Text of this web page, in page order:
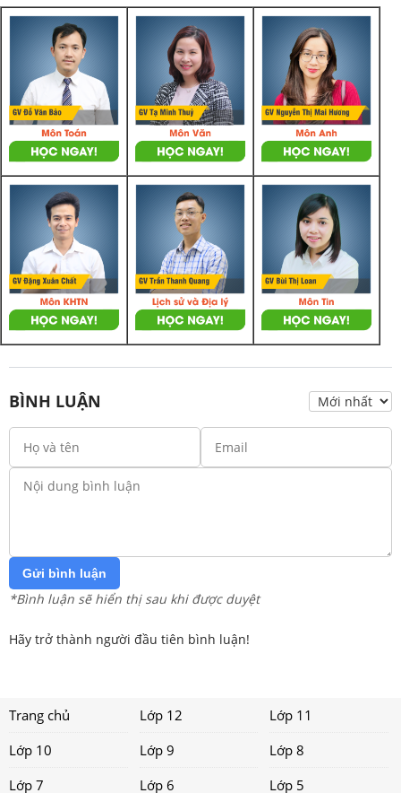
BÌNH LUẬN
Gửi bình luận
*Bình luận sẽ hiển thị sau khi được duyệt
Hãy trở thành người đầu tiên bình luận!
Trang chủ Lớp 12
Lớp 11
Lớp 10
Lớp 9
Lớp 8
Lớp 7
Lớp 6 Lớp 5